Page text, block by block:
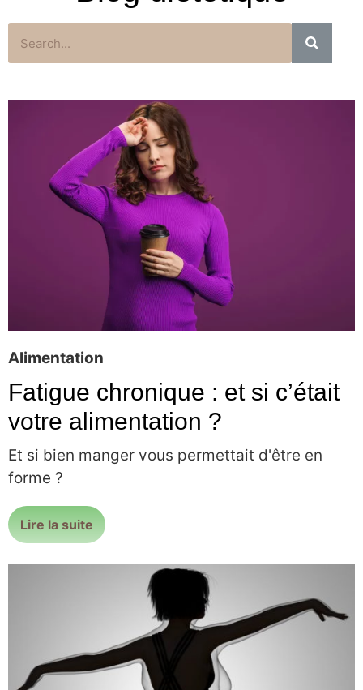
Alimentation
Fatigue chronique : et si c’était
votre alimentation ?
Et si bien manger vous permettait d'être en
forme ?
Lire la suite